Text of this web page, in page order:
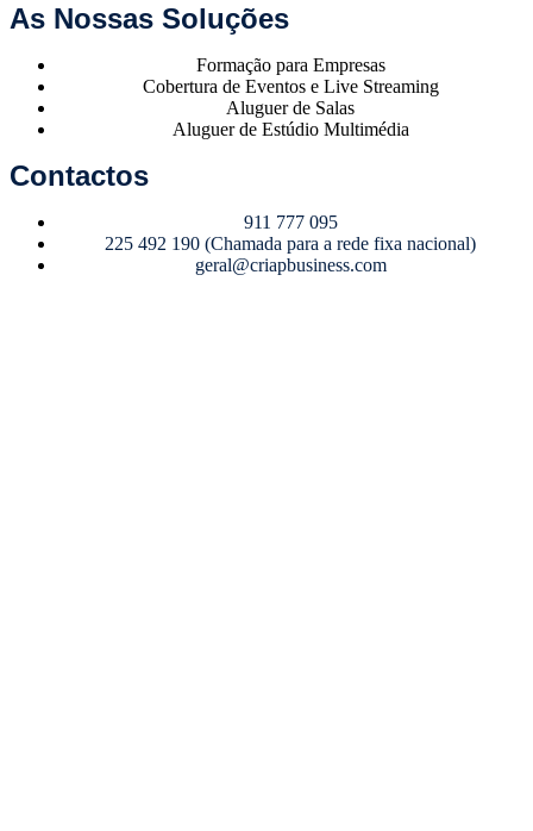
As Nossas Soluções
Formação para Empresas
Cobertura de Eventos e Live Streaming
Aluguer de Salas
Aluguer de Estúdio Multimédia
Contactos
911 777 095
225 492 190 (Chamada para a rede fixa nacional)
geral@criapbusiness.com